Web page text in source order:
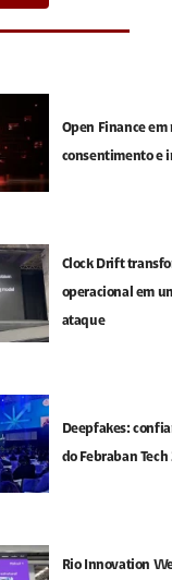
Open Finance
consentimento e
Clock Drift
operacional em
ataque
Deepfakes:
do Febraban
Rio Innovation